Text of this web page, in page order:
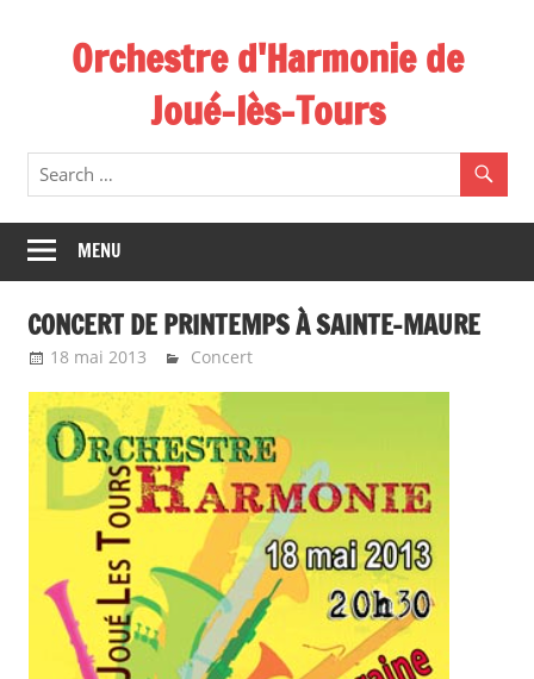
Orchestre d'Harmonie de
Joué-lès-Tours
MENU
CONCERT DE PRINTEMPS À SAINTE-MAURE
18 mai 2013 Emeline Design
Concert